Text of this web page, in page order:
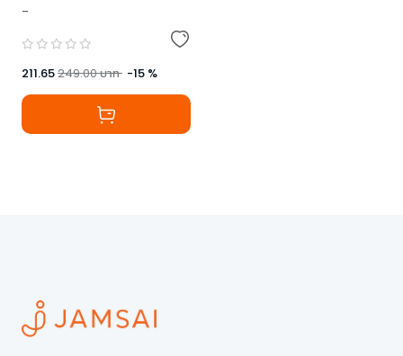
-
211.65249.00บาท -15 %